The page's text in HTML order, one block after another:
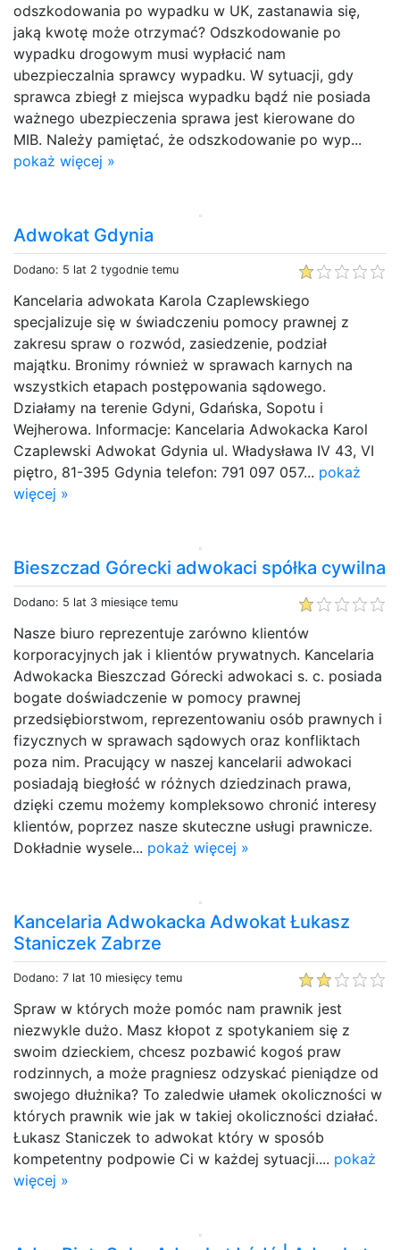
odszkodowania po wypadku w UK, zastanawia się,
jaką kwotę może otrzymać? Odszkodowanie po
wypadku drogowym musi wypłacić nam
ubezpieczalnia sprawcy wypadku. W sytuacji, gdy
sprawca zbiegł z miejsca wypadku bądź nie posiada
ważnego ubezpieczenia sprawa jest kierowane do
MIB. Należy pamiętać, że odszkodowanie po wyp...
pokaż więcej »
Adwokat Gdynia
Dodano: 5 lat 2 tygodnie temu
Kancelaria adwokata Karola Czaplewskiego
specjalizuje się w świadczeniu pomocy prawnej z
zakresu spraw o rozwód, zasiedzenie, podział
majątku. Bronimy również w sprawach karnych na
wszystkich etapach postępowania sądowego.
Działamy na terenie Gdyni, Gdańska, Sopotu i
Wejherowa. Informacje: Kancelaria Adwokacka Karol
Czaplewski Adwokat Gdynia ul. Władysława IV 43, VI
piętro, 81-395 Gdynia telefon: 791 097 057... pokaż
więcej »
Bieszczad Górecki adwokaci spółka cywilna
Dodano: 5 lat 3 miesiące temu
Nasze biuro reprezentuje zarówno klientów
korporacyjnych jak i klientów prywatnych. Kancelaria
Adwokacka Bieszczad Górecki adwokaci s. c. posiada
bogate doświadczenie w pomocy prawnej
przedsiębiorstwom, reprezentowaniu osób prawnych i
fizycznych w sprawach sądowych oraz konfliktach
poza nim. Pracujący w naszej kancelarii adwokaci
posiadają biegłość w różnych dziedzinach prawa,
dzięki czemu możemy kompleksowo chronić interesy
klientów, poprzez nasze skuteczne usługi prawnicze.
Dokładnie wysele... pokaż więcej »
Kancelaria Adwokacka Adwokat Łukasz
Staniczek Zabrze
Dodano: 7 lat 10 miesięcy temu
Spraw w których może pomóc nam prawnik jest
niezwykle dużo. Masz kłopot z spotykaniem się z
swoim dzieckiem, chcesz pozbawić kogoś praw
rodzinnych, a może pragniesz odzyskać pieniądze od
swojego dłużnika? To zaledwie ułamek okoliczności w
których prawnik wie jak w takiej okoliczności działać.
Łukasz Staniczek to adwokat który w sposób
kompetentny podpowie Ci w każdej sytuacji.... pokaż
więcej »